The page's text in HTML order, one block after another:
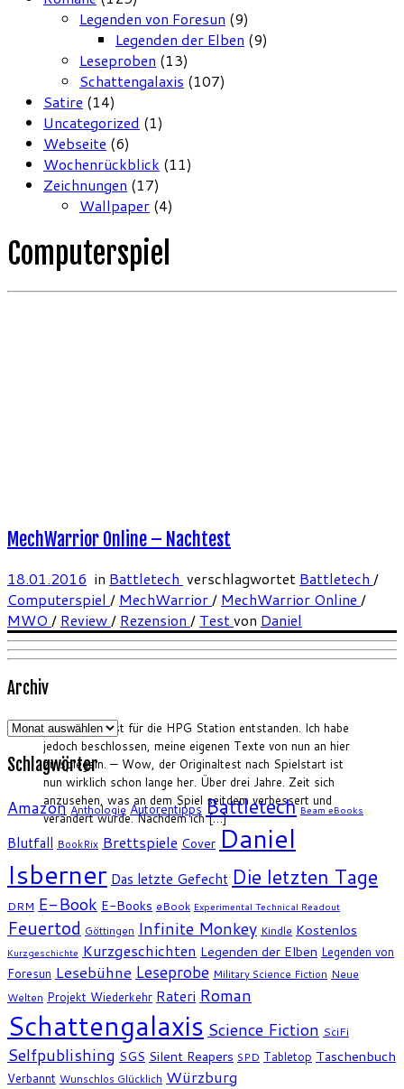
Legenden von Foresun (9)
Legenden der Elben (9)
Leseproben (13)
Schattengalaxis (107)
Satire (14)
Uncategorized (1)
Webseite (6)
Wochenrückblick (11)
Zeichnungen (17)
Wallpaper (4)
Computerspiel
Dieser Test ist für die HPG Station entstanden. Ich habe
jedoch beschlossen, meine eigenen Texte von nun an hier
zu spiegeln. — Wow, der Originaltest nach Spielstart ist
nun wirklich schon lange her. Über drei Jahre. Zeit sich
anzusehen, was an dem Spiel seitdem verbessert und
verändert wurde. Nachdem ich […]
MechWarrior Online – Nachtest
18.01.2016 in Battletech verschlagwortet Battletech /
Computerspiel / MechWarrior/ MechWarrior Online /
MWO / Review/ Rezension / Testvon Daniel
Archiv
Archiv
Schlagwörter
Amazon Anthologie Autorentipps Battletech Beam eBooks
Blutfall BookRix Brettspiele Cover Daniel
Isberner Das letzte Gefecht Die letzten Tage
DRM E-Book E-Books eBook Experimental Technical Readout
Feuertod Göttingen Infinite Monkey Kindle Kostenlos
Kurzgeschichte Kurzgeschichten Legenden der Elben Legenden von
Foresun Lesebühne Leseprobe Military Science Fiction Neue
Welten Projekt Wiederkehr Rateri Roman
Schattengalaxis Science Fiction SciFi
Selfpublishing SGS Silent Reapers SPD Tabletop Taschenbuch
Verbannt Wunschlos Glücklich Würzburg